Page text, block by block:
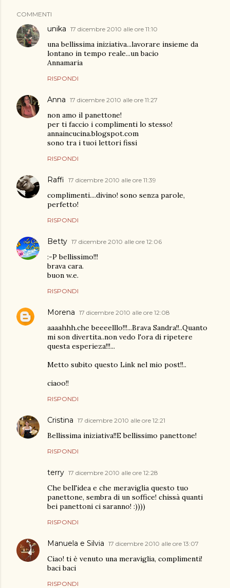
COMMENTI
unika 17 dicembre 2010 alle ore 11:10
una bellissima iniziativa...lavorare insieme da
lontano in tempo reale...un bacio
Annamaria
RISPONDI
Anna 17 dicembre 2010 alle ore 11:27
non amo il panettone!
per ti faccio i complimenti lo stesso!
annaincucina.blogspot.com
sono tra i tuoi lettori fissi
RISPONDI
Raffi 17 dicembre 2010 alle ore 11:39
complimenti....divino! sono senza parole,
perfetto!
RISPONDI
Betty 17 dicembre 2010 alle ore 12:06
:-P bellissimo!!!
brava cara.
buon w.e.
RISPONDI
Morena 17 dicembre 2010 alle ore 12:08
aaaahhh.che beeeelllo!!!...Brava Sandra!!..Quanto
mi son divertita..non vedo l'ora di ripetere
questa esperieza!!!...
Metto subito questo Link nel mio post!!..
ciaoo!!
RISPONDI
Cristina 17 dicembre 2010 alle ore 12:21
Bellissima iniziativa!!E bellissimo panettone!
RISPONDI
terry 17 dicembre 2010 alle ore 12:28
Che bell'idea e che meraviglia questo tuo
panettone, sembra di un soffice! chissà quanti
bei panettoni ci saranno! :))))
RISPONDI
Manuela e Silvia 17 dicembre 2010 alle ore 13:07
Ciao! ti è venuto una meraviglia, complimenti!
baci baci
RISPONDI